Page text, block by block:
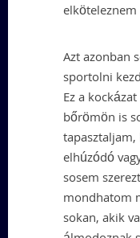
Azt azonban
sportolni
Ez a
bőrömön is
elhúzódó
sosem
mondhatom
sokan, akik